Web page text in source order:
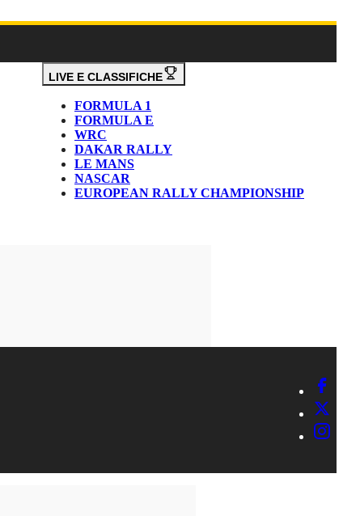
LIVE E CLASSIFICHE
FORMULA 1
FORMULA E
WRC
DAKAR RALLY
LE MANS
NASCAR
EUROPEAN RALLY CHAMPIONSHIP